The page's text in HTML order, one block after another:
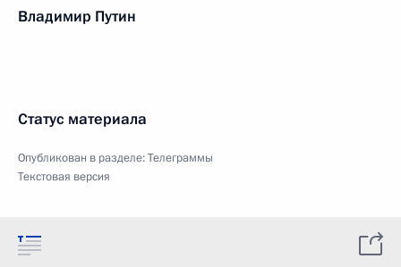
Владимир Путин
Статус материала
Опубликован в разделе:Телеграммы
Текстовая версия